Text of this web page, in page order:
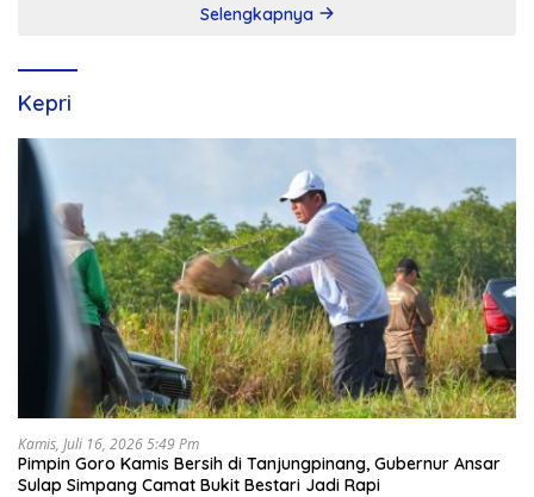
Selengkapnya
Kepri
Kamis, Juli 16, 2026 5:49 Pm
Pimpin Goro Kamis Bersih di Tanjungpinang, Gubernur Ansar
Sulap Simpang Camat Bukit Bestari Jadi Rapi